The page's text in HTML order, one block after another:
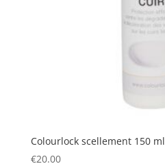
Colourlock scellement 150 ml
€20.00